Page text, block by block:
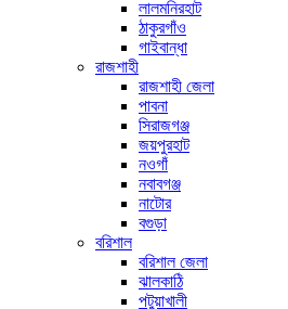
লালমনিরহাট
ঠাকুরগাঁও
গাইবান্ধা
রাজশাহী
রাজশাহী জেলা
পাবনা
সিরাজগঞ্জ
জয়পুরহাট
নওগাঁ
নবাবগঞ্জ
নাটোর
বগুড়া
বরিশাল
বরিশাল জেলা
ঝালকাঠি
পটুয়াখালী